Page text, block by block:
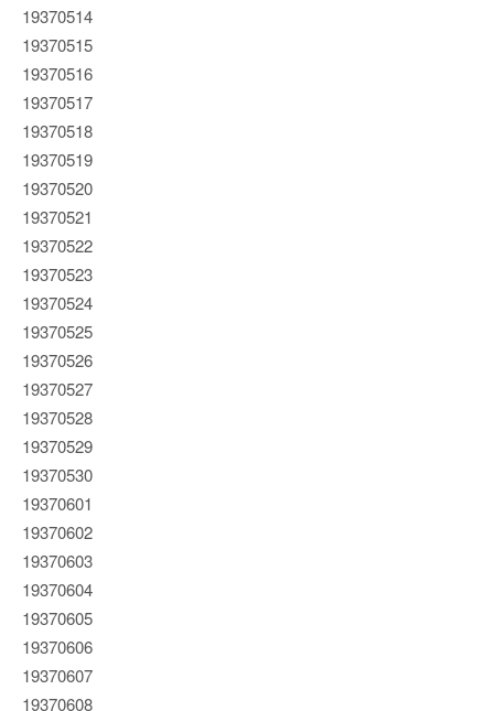
19370514
19370515
19370516
19370517
19370518
19370519
19370520
19370521
19370522
19370523
19370524
19370525
19370526
19370527
19370528
19370529
19370530
19370601
19370602
19370603
19370604
19370605
19370606
19370607
19370608